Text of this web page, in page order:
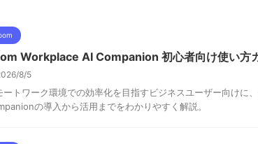
Workplace AI Companion 初心者向け使い方
8/5
ートワーク環境での効率化を目指すビジネスユーザー向けに
の導入から活用までをわかりやすく解説。